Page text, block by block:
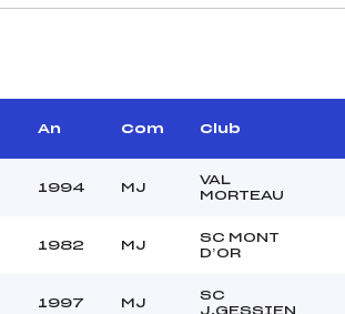
Altitude départ :
Altitude arrivée :
MANCHE 2
Heure de départ :
An Com Club
1994 MJ
VAL
MORTEAU
1982 MJ
SC MONT
D’OR
1997 MJ
SC
J.GESSIEN